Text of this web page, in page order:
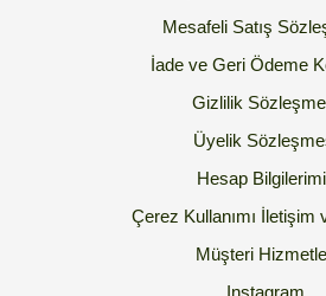
Mesafeli Satış
İade ve Geri Ödeme
Gizlilik
Üyelik
Hesap
Çerez Kullanımı İletişim
Müşteri